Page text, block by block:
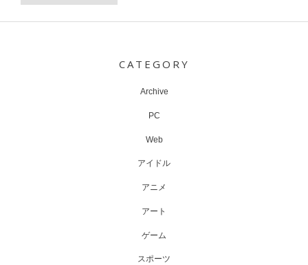
CATEGORY
Archive
PC
Web
アイドル
アニメ
アート
ゲーム
スポーツ